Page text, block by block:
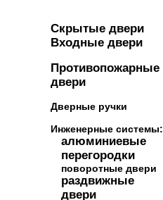
Скрытые двери
Входные двери
Противопожарные
двери
Дверные ручки
Инженерные системы:
алюминиевые
перегородки
поворотные двери
раздвижные
двери